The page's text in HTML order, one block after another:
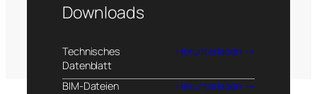
Downloads
Technisches
Datenblatt
Herunterladen
BIM-Dateien Herunterladen